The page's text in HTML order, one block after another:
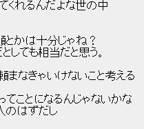
くれるんだよな世の中
かは十分じゃね？
しても相当だと思う。
まなきゃいけないこと考える
てことになるんじゃないかな
のはずだし